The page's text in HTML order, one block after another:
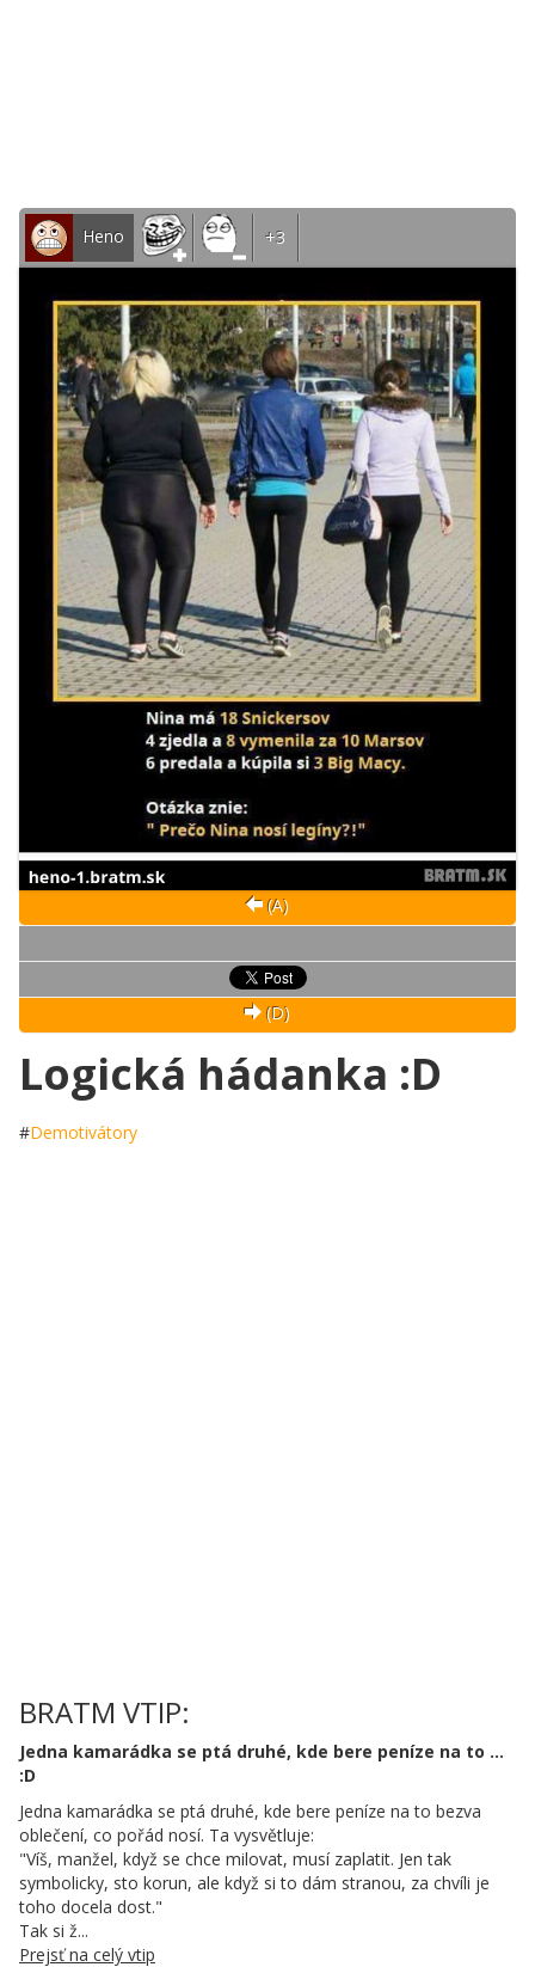
Heno +3
(A)
(D)
Logická hádanka :D
#Demotivátory
BRATM VTIP:
Jedna kamarádka se ptá druhé, kde bere peníze na to ...
:D
Jedna kamarádka se ptá druhé, kde bere peníze na to bezva
oblečení, co pořád nosí. Ta vysvětluje:
"Víš, manžel, když se chce milovat, musí zaplatit. Jen tak
symbolicky, sto korun, ale když si to dám stranou, za chvíli je
toho docela dost."
Tak si ž...
Prejsť na celý vtip